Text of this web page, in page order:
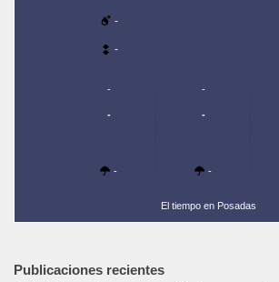
-
-
-
-
-
-
-
-
El tiempo en Posadas
Publicaciones recientes